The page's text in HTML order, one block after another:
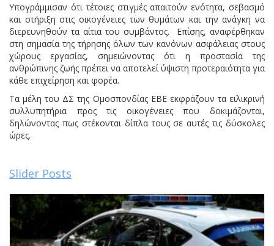
Υπογράμμισαν ότι τέτοιες στιγμές απαιτούν ενότητα, σεβασμό
και στήριξη στις οικογένειες των θυμάτων και την ανάγκη να
διερευνηθούν τα αίτια του συμβάντος. Επίσης, αναφέρθηκαν
στη σημασία της τήρησης όλων των κανόνων ασφάλειας στους
χώρους εργασίας, σημειώνοντας ότι η προστασία της
ανθρώπινης ζωής πρέπει να αποτελεί ύψιστη προτεραιότητα για
κάθε επιχείρηση και φορέα.
Τα μέλη του ΔΣ της Ομοσπονδίας ΕΒΕ εκφράζουν τα ειλικρινή
συλλυπητήρια προς τις οικογένειες που δοκιμάζονται,
δηλώνοντας πως στέκονται δίπλα τους σε αυτές τις δύσκολες
ώρες.
Slider Posts